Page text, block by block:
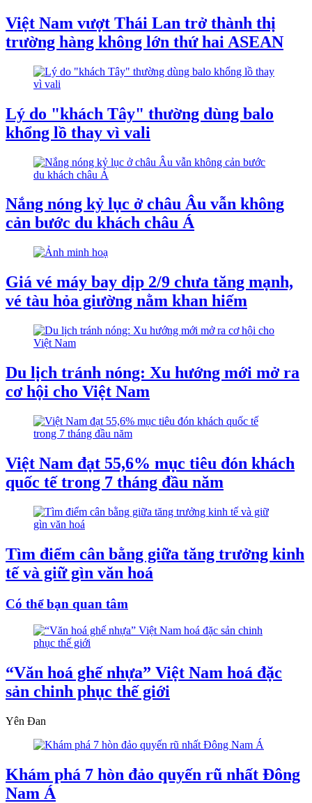
Việt Nam vượt Thái Lan trở thành thị
trường hàng không lớn thứ hai ASEAN
Lý do "khách Tây" thường dùng balo
khổng lồ thay vì vali
Nắng nóng kỷ lục ở châu Âu vẫn không
cản bước du khách châu Á
Giá vé máy bay dịp 2/9 chưa tăng mạnh,
vé tàu hỏa giường nằm khan hiếm
Du lịch tránh nóng: Xu hướng mới mở ra
cơ hội cho Việt Nam
Việt Nam đạt 55,6% mục tiêu đón khách
quốc tế trong 7 tháng đầu năm
Tìm điểm cân bằng giữa tăng trưởng kinh
tế và giữ gìn văn hoá
Có thể bạn quan tâm
“Văn hoá ghế nhựa” Việt Nam hoá đặc
sản chinh phục thế giới
Yên Đan
Khám phá 7 hòn đảo quyến rũ nhất Đông
Nam Á